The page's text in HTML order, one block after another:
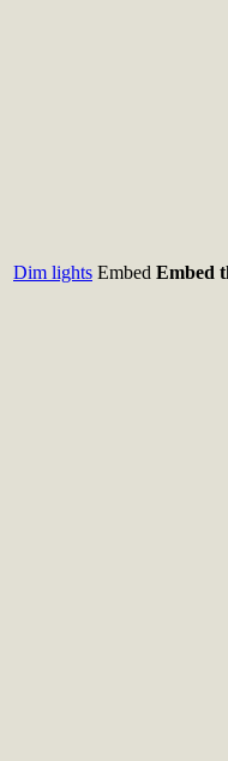
Dim lights Embed Embed